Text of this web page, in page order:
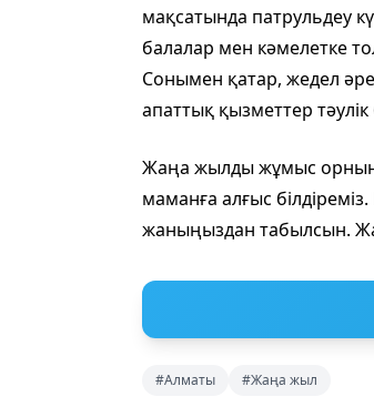
мақсатында патрульдеу
балалар мен кәмелетке
Сонымен қатар, жедел
апаттық қызметтер тәулік
Жаңа жылды жұмыс
маманға алғыс
жаныңыздан табылсын.
#Алматы #Жаңа жыл